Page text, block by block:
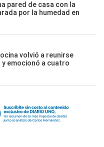
pared de casa con la
por la humedad en
volvió a reunirse
y emocionó a cuatro